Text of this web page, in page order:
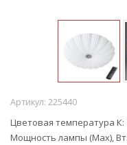
Артикул: 225440
Цветовая температура К
Мощность лампы (Max), Вт